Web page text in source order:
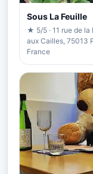
Sous La Feuille
★ 5/5 · 11 rue de la
aux Cailles, 75013
France